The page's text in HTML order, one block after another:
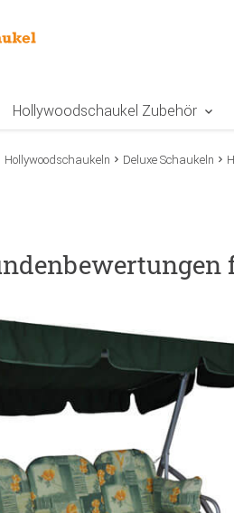
Hollywoodschaukel Zubehör
Hollywoodschaukeln Deluxe Schaukeln